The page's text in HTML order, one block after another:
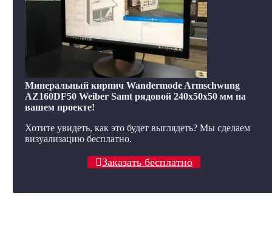
Минеральный кирпич Wandermode Armschwung
AZ160DF50 Weiber Samt рядовой 240x50x50 мм на
вашем проекте!
Хотите увидеть, как это будет выглядеть? Мы сделаем
визуализацию бесплатно.
Заказать бесплатно